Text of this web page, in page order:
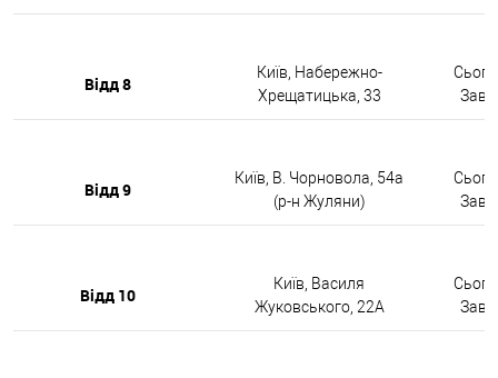
Відд 8
Київ, Набережно-
Хрещатицька, 33
Відд 9
Київ, В. Чорновола, 54а
(р-н Жуляни)
Відд 10
Київ, Василя
Жуковського, 22А